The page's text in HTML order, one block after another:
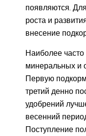
появляются.
роста и
внесение
Наиболее
минеральных и
Первую
третий денно
удобрений
весенний
Поступление